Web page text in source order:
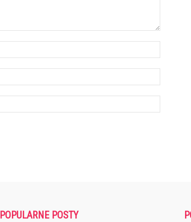
POPULARNE POSTY